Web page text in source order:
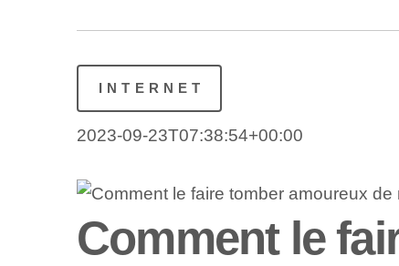
INTERNET
2023-09-23T07:38:54+00:00
Comment le